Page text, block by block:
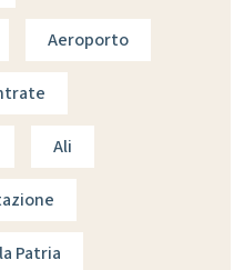
Aeroporto
Ali
Patria